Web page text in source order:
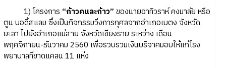
1) โครงการ “ก้าวคนละก้าว” ของนายอาทิวราห์ คงมาลัย หรือ
ตูน บอดี้สแลม ซึ่งเป็นกิจกรรมวิ่งการกุศลจากอำเภอเบตง จังหวัด
ยะลา ไปยังอำเภอแม่สาย จังหวัดเชียงราย ระหว่าง เดือน
พฤศจิกายน-ธันวาคม 2560 เพื่อรวบรวมเงินบริจาคมอบให้แก่โรง
พยาบาลที่ขาดแคลน 11 แห่ง